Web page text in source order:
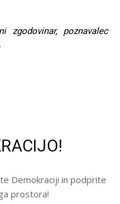
zgodovinar, poznavalec
Demokraciji in podprite
prostora!